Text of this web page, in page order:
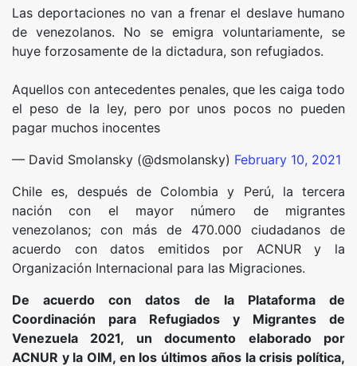
Las deportaciones no van a frenar el deslave humano
de venezolanos. No se emigra voluntariamente, se
huye forzosamente de la dictadura, son refugiados.
Aquellos con antecedentes penales, que les caiga todo
el peso de la ley, pero por unos pocos no pueden
pagar muchos inocentes
— David Smolansky (@dsmolansky) February 10, 2021
Chile es, después de Colombia y Perú, la tercera
nación con el mayor número de migrantes
venezolanos; con más de 470.000 ciudadanos de
acuerdo con datos emitidos por ACNUR y la
Organización Internacional para las Migraciones.
De acuerdo con datos de la Plataforma de
Coordinación para Refugiados y Migrantes de
Venezuela 2021, un documento elaborado por
ACNUR y la OIM, en los últimos años la crisis política,